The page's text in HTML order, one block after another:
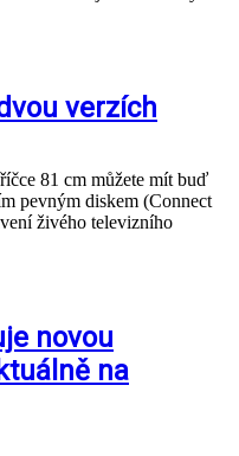
verzích
81 cm můžete mít buď
pevným diskem (Connect
živého televizního
novou
na